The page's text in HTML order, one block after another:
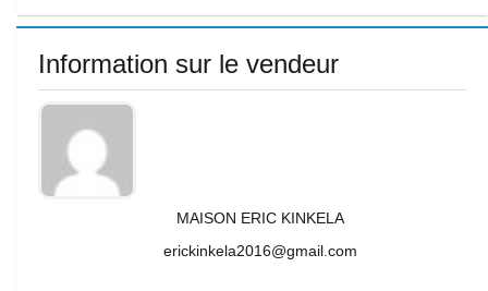
Information sur le vendeur
MAISON ERIC KINKELA
erickinkela2016@gmail.com